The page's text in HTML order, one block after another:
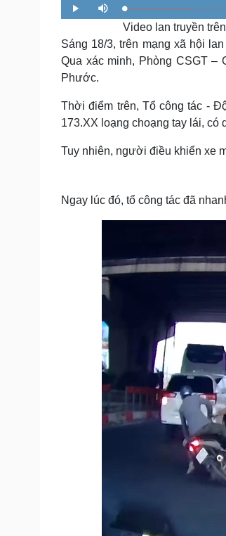
Tin nóng
Tư vấn luật
Sức khỏe
Cây thuốc
Sản phụ khoa
Nam khoa
Ăn sạch sống khỏe
Blog
Cải chính
P
l
M
u
L
o
a
d
d
1
5
Video lan truyền
Sáng 18/3, trên mạng xã hội
Qua xác minh, Phòng CSGT –
Phước.
Thời điểm trên, Tổ công tác -
173.XX loạng choạng tay lái,
Tuy nhiên, người điều khiển xe
Ngay lúc đó, tổ công tác đã